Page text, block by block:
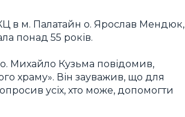
в м. Палатайн о. Ярослав Мендюк,
понад 55 років.
Михайло Кузьма повідомив,
храму». Він зауважив, що для
усіх, хто може, допомогти